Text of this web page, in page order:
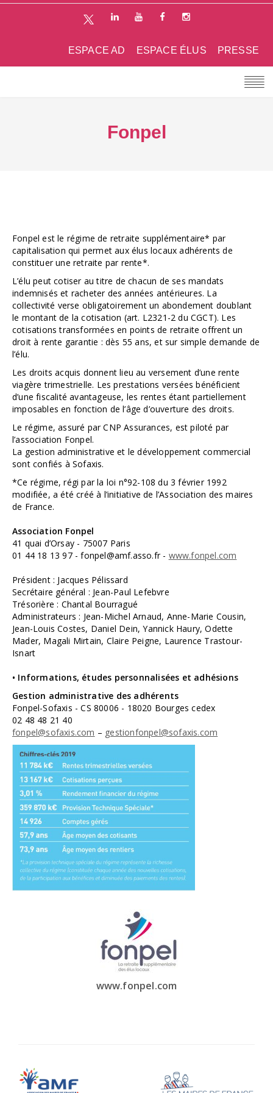
PRESSE
ESPACE ÉLUS
ESPACE AD
Fonpel
Fonpel est le régime de retraite supplémentaire* par
capitalisation qui permet aux élus locaux adhérents de
constituer une retraite par rente*.
L’élu peut cotiser au titre de chacun de ses mandats
indemnisés et racheter des années antérieures. La
collectivité verse obligatoirement un abondement doublant
le montant de la cotisation (art. L2321-2 du CGCT). Les
cotisations transformées en points de retraite offrent un
droit à rente garantie : dès 55 ans, et sur simple demande de
l’élu.
Les droits acquis donnent lieu au versement d’une rente
viagère trimestrielle. Les prestations versées bénéficient
d’une fiscalité avantageuse, les rentes étant partiellement
imposables en fonction de l’âge d’ouverture des droits.
Le régime, assuré par CNP Assurances, est piloté par
l’association Fonpel.
La gestion administrative et le développement commercial
sont confiés à Sofaxis.
*Ce régime, régi par la loi n°92-108 du 3 février 1992
modifiée, a été créé à l’initiative de l’Association des maires
de France.
Association Fonpel
41 quai d’Orsay - 75007 Paris
01 44 18 13 97 - fonpel@amf.asso.fr - www.fonpel.com
Président : Jacques Pélissard
Secrétaire général : Jean-Paul Lefebvre
Trésorière : Chantal Bourragué
Administrateurs : Jean-Michel Arnaud, Anne-Marie Cousin,
Jean-Louis Costes, Daniel Dein, Yannick Haury, Odette
Mader, Magali Mirtain, Claire Peigne, Laurence Trastour-
Isnart
• Informations, études personnalisées et adhésions
Gestion administrative des adhérents
Fonpel-Sofaxis - CS 80006 - 18020 Bourges cedex
02 48 48 21 40
fonpel@sofaxis.com – gestionfonpel@sofaxis.com
www.fonpel.com